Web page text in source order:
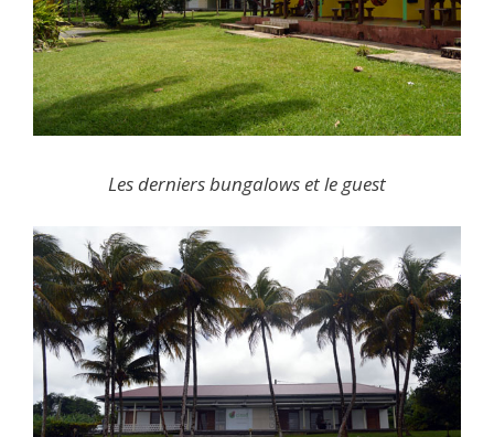
Les derniers bungalows et le guest